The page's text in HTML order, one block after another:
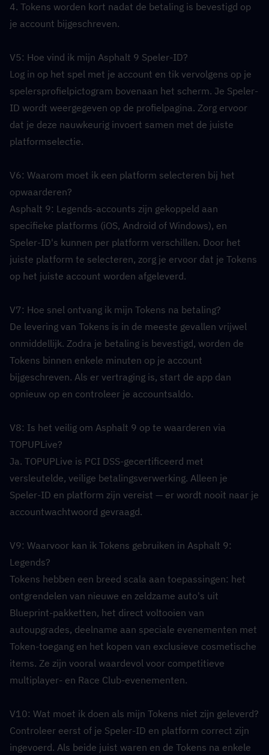
4. Tokens worden kort nadat de betaling is bevestigd op
je account bijgeschreven.
V5: Hoe vind ik mijn Asphalt 9 Speler-ID?
Log in op het spel met je account en tik vervolgens op je
spelersprofielpictogram bovenaan het scherm. Je Speler-
ID wordt weergegeven op de profielpagina. Zorg ervoor
dat je deze nauwkeurig invoert samen met de juiste
platformselectie.
V6: Waarom moet ik een platform selecteren bij het
opwaarderen?
Asphalt 9: Legends-accounts zijn gekoppeld aan
specifieke platforms (iOS, Android of Windows), en
Speler-ID's kunnen per platform verschillen. Door het
juiste platform te selecteren, zorg je ervoor dat je Tokens
op het juiste account worden afgeleverd.
V7: Hoe snel ontvang ik mijn Tokens na betaling?
De levering van Tokens is in de meeste gevallen vrijwel
onmiddellijk. Zodra je betaling is bevestigd, worden de
Tokens binnen enkele minuten op je account
bijgeschreven. Als er vertraging is, start de app dan
opnieuw op en controleer je accountsaldo.
V8: Is het veilig om Asphalt 9 op te waarderen via
TOPUPLive?
Ja. TOPUPLive is PCI DSS-gecertificeerd met
versleutelde, veilige betalingsverwerking. Alleen je
Speler-ID en platform zijn vereist — er wordt nooit naar je
accountwachtwoord gevraagd.
V9: Waarvoor kan ik Tokens gebruiken in Asphalt 9:
Legends?
Tokens hebben een breed scala aan toepassingen: het
ontgrendelen van nieuwe en zeldzame auto's uit
Blueprint-pakketten, het direct voltooien van
autoupgrades, deelname aan speciale evenementen met
Token-toegang en het kopen van exclusieve cosmetische
items. Ze zijn vooral waardevol voor competitieve
multiplayer- en Race Club-evenementen.
Controleer eerst of je Speler-ID en platform correct zijn
ingevoerd. Als beide juist waren en de Tokens na enkele